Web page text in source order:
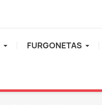
FURGONETAS